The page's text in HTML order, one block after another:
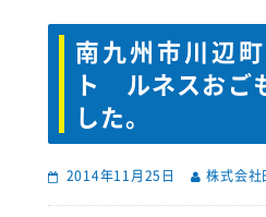
南九州市川辺
ト ルネスおご
した。
2014年11月25日 株式会社